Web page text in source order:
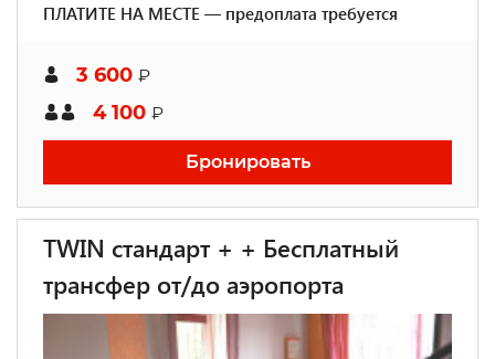
ПЛАТИТЕ НА МЕСТЕ — предоплата требуется
3 600 ₽
4 100 ₽
Бронировать
TWIN стандарт + + Бесплатный
трансфер от/до аэропорта